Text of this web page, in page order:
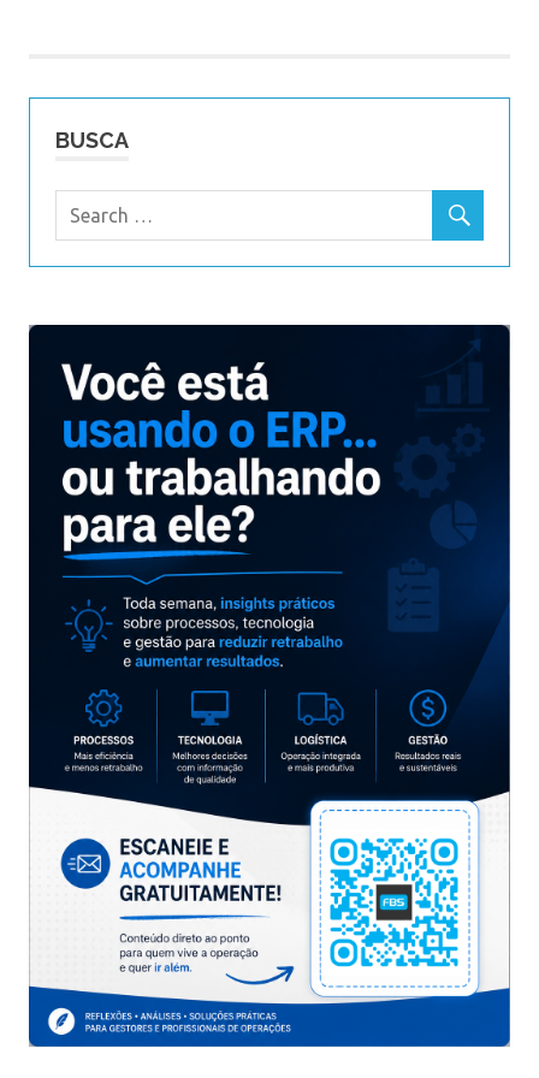
BUSCA